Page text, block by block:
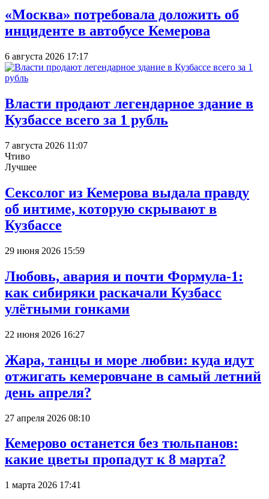
«Москва» потребовала доложить об
инциденте в автобусе Кемерова
6 августа 2026 17:17
Власти продают легендарное здание в
Кузбассе всего за 1 рубль
7 августа 2026 11:07
Чтиво
Лучшее
Сексолог из Кемерова выдала правду
об интиме, которую скрывают в
Кузбассе
29 июня 2026 15:59
Любовь, авария и почти Формула-1:
как сибиряки раскачали Кузбасс
улётными гонками
22 июня 2026 16:27
Жара, танцы и море любви: куда идут
отжигать кемеровчане в самый летний
день апреля?
27 апреля 2026 08:10
Кемерово останется без тюльпанов:
какие цветы пропадут к 8 марта?
1 марта 2026 17:41